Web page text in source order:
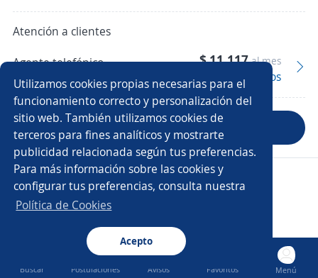
Utilizamos cookies propias necesarias para el
funcionamiento correcto y personalización del
sitio web. También utilizamos cookies de
terceros para fines analíticos y mostrarte
publicidad relacionada según tus preferencias.
Para más información sobre las cookies y
configurar tus preferencias, consulta nuestra
Política de Cookies
Acepto
Buscar Postulaciones Avisos Favoritos Menú
Atención a clientes
Agente telefónico
$ 11,117al mes
18 Salarios
Anterior Siguiente
Copyright 2014 - 2026 DGNET LTD.
/